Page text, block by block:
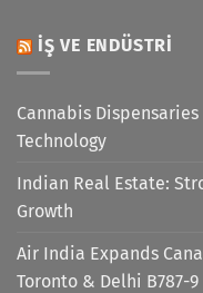
İŞ VE ENDÜSTRI
Cannabis
Technology
Indian Real Estate:
Growth
Air India Expands
Toronto & Delhi B787-